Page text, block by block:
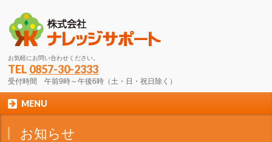
お気軽にお問い合わせください。
TEL 0857-30-2333
受付時間 午前9時～午後6時（土・日・祝日除く）
MENU
お知らせ